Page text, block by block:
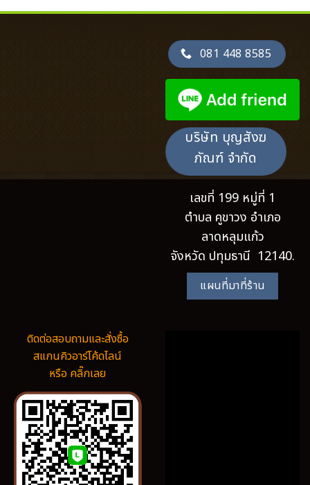
081 448 8585
บริษัท บุญสังฆ
ภัณฑ์ จำกัด
เลขที่ 199 หมู่ที่ 1
ตำบล คูขาวง อำเภอ
ลาดหลุมแก้ว
จังหวัด ปทุมธานี 12140.
แผนที่มาที่ร้าน
ติดต่อสอบถามและสั่งซื้อ
สแกนคิวอาร์โค้ดไลน์
หรือ คลิ๊กเลย